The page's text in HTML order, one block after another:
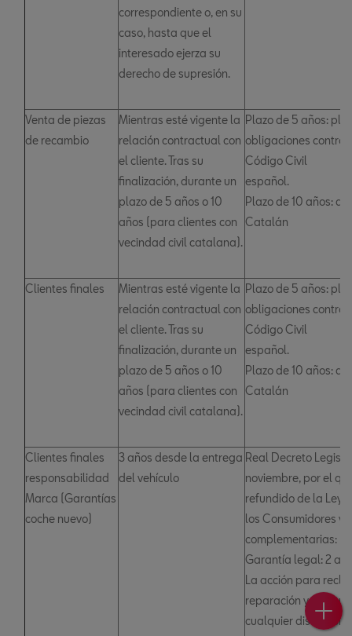
correspondiente o, en su
caso, hasta que el
interesado ejerza su
derecho de supresión.
Venta de piezas
de recambio
Mientras esté vigente la
relación contractual con
el cliente. Tras su
finalización, durante un
plazo de 5 años o 10
años (para clientes con
vecindad civil catalana).
Plazo de 5 años:
obligaciones
Código Civil
Plazo de 10 años:
Catalán
Clientes finales
Mientras esté vigente la
relación contractual con
el cliente. Tras su
finalización, durante un
plazo de 5 años o 10
años (para clientes con
vecindad civil catalana).
Plazo de 5 años:
obligaciones
Código Civil
Plazo de 10 años:
Catalán
Clientes finales
responsabilidad
Marca (Garantías
coche nuevo)
3 años desde la entrega
del vehículo
Real Decreto
noviembre, por el
refundido de la Ley
los Consumidores y
complementarias:
Garantía legal: 2
La acción para
reparación y
cualquier